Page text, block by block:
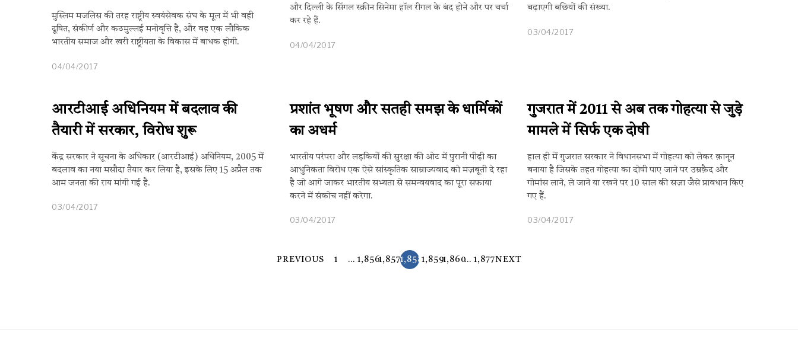
मुस्लिम मजलिस की तरह राष्ट्रीय स्वयंसेवक संघ के मूल में भी वही
दूषित, संकीर्ण और कठमुल्लई मनोवृत्ति है, और वह एक लौकिक
भारतीय समाज और खरी राष्ट्रीयता के विकास में बाधक होगी.
04/04/2017
और दिल्ली के सिंगल स्क्रीन सिनेमा हॉल रीगल के बंद होने और पर चर्चा
कर रहे हैं.
04/04/2017
बढ़ाएगी बछियों की संख्या.
03/04/2017
आरटीआई अधिनियम में बदलाव की
तैयारी में सरकार, विरोध शुरू
केंद्र सरकार ने सूचना के अधिकार (आरटीआई) अधिनियम, 2005 में
बदलाव का नया मसौदा तैयार कर लिया है, इसके लिए 15 अप्रैल तक
आम जनता की राय मांगी गई है.
03/04/2017
प्रशांत भूषण और सतही ​समझ के धार्मिकों
का अधर्म
भारतीय परंपरा और लड़कियों की सुरक्षा की ओट में पुरानी पीढ़ी का
आधुनिकता विरोध एक ऐसे सांस्कृतिक साम्राज्यवाद को मज़बूती दे रहा
है जो आगे जाकर भारतीय सभ्यता से समन्वयवाद का पूरा सफाया
करने में संकोच नहीं करेगा.
03/04/2017
गुजरात में 2011 से अब तक गोहत्या से जुड़े
मामले में सिर्फ एक दोषी
हाल ही में गुजरात सरकार ने विधानसभा में गोहत्या को लेकर क़ानून
बनाया है जिसके तहत गोहत्या का दोषी पाए जाने पर उम्रक़ैद और
गोमांस लाने, ले जाने या रखने पर 10 साल की सज़ा जैसे प्रावधान किए
गए हैं.
03/04/2017
PREVIOUS 1 … 1,8561,8571,8581,8591,860… 1,877NEXT